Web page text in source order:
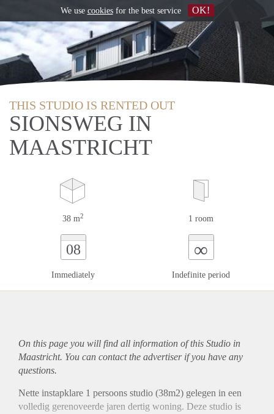
THIS STUDIO IS RENTED OUT
SIONSWEG IN
MAASTRICHT
38 m2 1 room
08
Immediately
∞
Indefinite period
On this page you will find all information of this Studio in
Maastricht. You can contact the advertiser if you have any
questions.
Nette instapklare 1 persoons studio (38m2) gelegen in een
volledig gerenoveerde jaren dertig woning. Deze studio is
We use cookiesfor the best service OK!